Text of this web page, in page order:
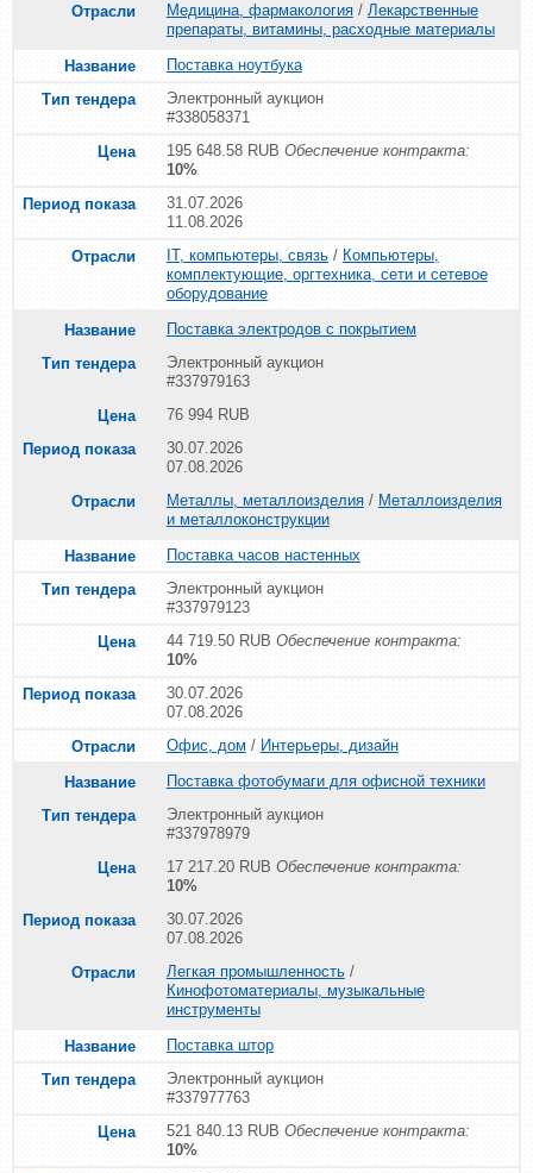
Медицина, фармакология/ Лекарственные
препараты, витамины, расходные материалы
Поставка ноутбука
Электронный аукцион
#338058371
195 648.58 RUB Обеспечение контракта:
10%
31.07.2026
11.08.2026
IT, компьютеры, связь/ Компьютеры,
комплектующие, оргтехника, сети и сетевое
оборудование
Поставка электродов с покрытием
Электронный аукцион
#337979163
76 994 RUB
30.07.2026
07.08.2026
Металлы, металлоизделия/ Металлоизделия
и металлоконструкции
Поставка часов настенных
Электронный аукцион
#337979123
44 719.50 RUB Обеспечение контракта:
10%
30.07.2026
07.08.2026
Офис, дом / Интерьеры, дизайн
Поставка фотобумаги для офисной техники
Электронный аукцион
#337978979
17 217.20 RUB Обеспечение контракта:
10%
30.07.2026
07.08.2026
Легкая промышленность/
Кинофотоматериалы, музыкальные
инструменты
Поставка штор
Электронный аукцион
#337977763
521 840.13 RUB Обеспечение контракта:
10%